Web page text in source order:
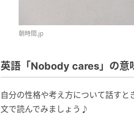
朝時間.jp
英語「Nobody cares」の意
自分の性格や考え方について話す
文で読んでみましょう♪